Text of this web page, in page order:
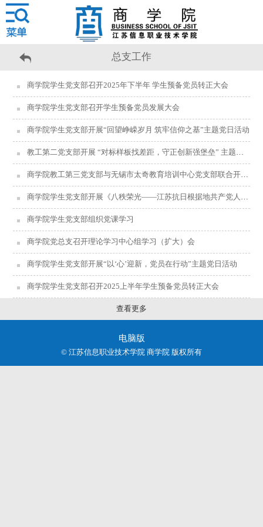
总支工作
商学院学生党支部召开2025年下半年 学生预备党员转正大会
商学院学生党支部召开学生预备党员发展大会
商学院学生党支部开展“回望峥嵘岁月 筑牢信仰之基”主题党日活动
教工第二党支部开展 “对标样板找差距，守正创新强堡垒” 主题党日活动
商学院教工第三党支部与无锡市太奇教育培训中心党支部联合开展“科技有匠心，共筑成才路”主题党日活动
商学院学生党支部开展《八秩荣光——江苏抗日根据地共产党人》系列电视片学习教育活动
商学院学生党支部组织党课学习
商学院党总支召开理论学习中心组学习（扩大）会
商学院学生党支部开展“以‘心’迎新，党员在行动”主题党日活动
商学院学生党支部召开2025上半年学生预备党员转正大会
查看更多
电脑版
© 江苏信息职业技术学院 商学院 版权所有